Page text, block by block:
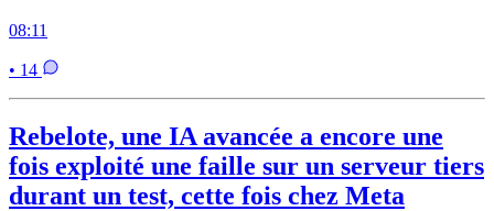
08:11
• 14
Rebelote, une IA avancée a encore une
fois exploité une faille sur un serveur tiers
durant un test, cette fois chez Meta